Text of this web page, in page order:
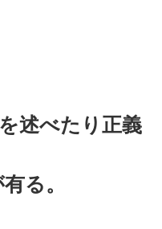
述べたり正義
る。